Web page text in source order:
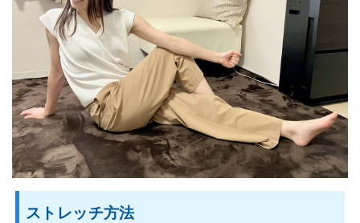
ストレッチ方法